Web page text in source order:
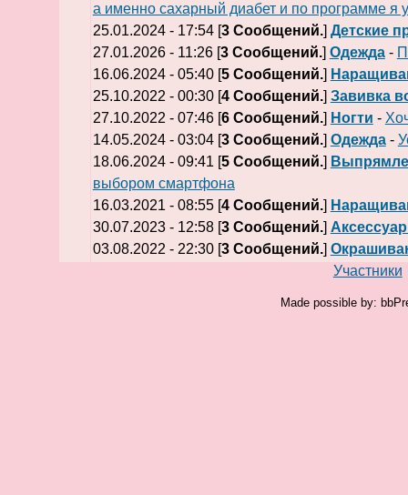
а именно сахарный диабет и по программе я
25.01.2024 - 17:54 [3 Сообщений.] Детские
27.01.2026 - 11:26 [3 Сообщений.] Одежда-
16.06.2024 - 05:40 [5 Сообщений.]
25.10.2022 - 00:30 [4 Сообщений.] Завивка
27.10.2022 - 07:46 [6 Сообщений.] Ногти -
14.05.2024 - 03:04 [3 Сообщений.] Одежда-
18.06.2024 - 09:41 [5 Сообщений.]
выбором смартфона
16.03.2021 - 08:55 [4 Сообщений.]
30.07.2023 - 12:58 [3 Сообщений.]
03.08.2022 - 22:30 [3 Сообщений.]
Участники
Made possible by: